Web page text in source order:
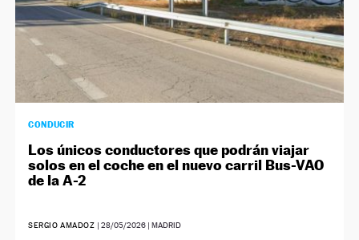
CONDUCIR
Los únicos conductores que podrán viajar
solos en el coche en el nuevo carril Bus-VAO
de la A-2
SERGIO AMADOZ | 28/05/2026| MADRID